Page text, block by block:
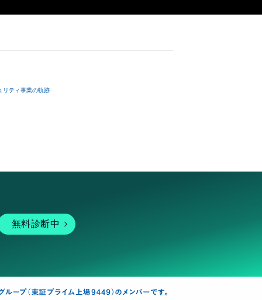
リティ事業の軌跡
無料診断中